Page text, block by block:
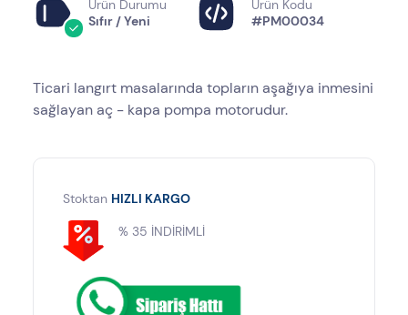
Ürün Durumu
Sıfır / Yeni
Ürün Kodu
#PM00034
Ticari langırt masalarında topların aşağıya inmesini
sağlayan aç - kapa pompa motorudur.
Stoktan HIZLI KARGO
% 35 İNDİRİMLİ